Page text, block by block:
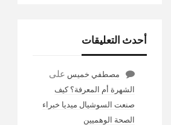
أحدث التعليقات
مصطفي خميس على
الشهرة أم المعرفة؟ كيف
صنعت السوشيال ميديا خبراء
الصحة الوهميين